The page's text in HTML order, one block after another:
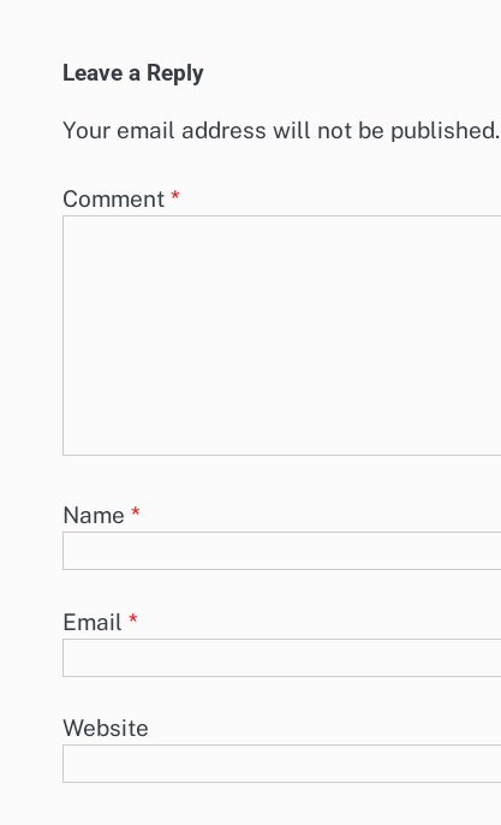
Leave a Reply
Your email address will not be published.
Comment *
Name *
Email *
Website